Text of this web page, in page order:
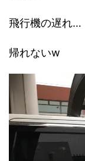
飛行機の遅れ…
帰れないw